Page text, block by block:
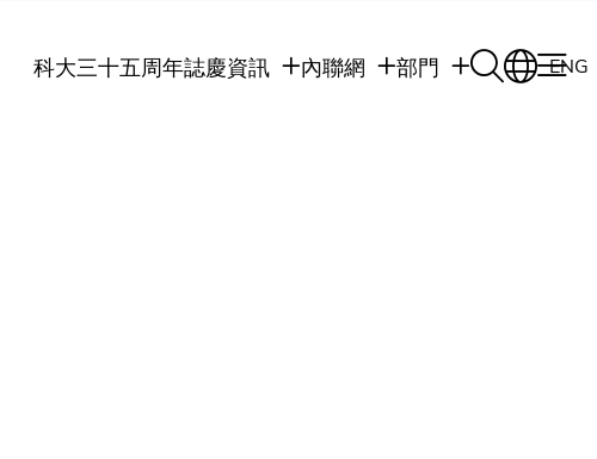
科大三十五周年誌慶資訊 內聯網 部門 ENG